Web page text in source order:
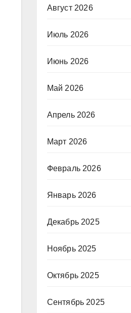
Август 2026
Июль 2026
Июнь 2026
Май 2026
Апрель 2026
Март 2026
Февраль 2026
Январь 2026
Декабрь 2025
Ноябрь 2025
Октябрь 2025
Сентябрь 2025